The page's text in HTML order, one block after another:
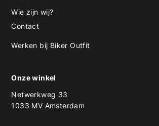
Wie zijn wij?
Contact
Werken bij Biker Outfit
Onze winkel
Netwerkweg 33
1033 MV Amsterdam